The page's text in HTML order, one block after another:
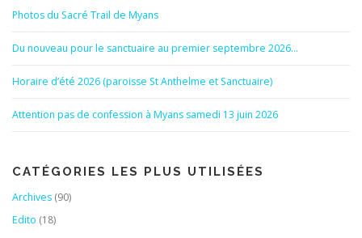
Photos du Sacré Trail de Myans
Du nouveau pour le sanctuaire au premier septembre 2026…
Horaire d’été 2026 (paroisse St Anthelme et Sanctuaire)
Attention pas de confession à Myans samedi 13 juin 2026
CATÉGORIES LES PLUS UTILISÉES
Archives (90)
Edito (18)